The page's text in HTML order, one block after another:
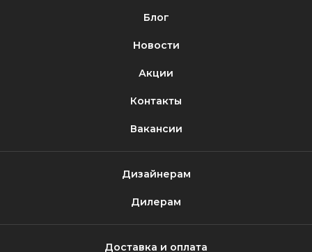
Блог
Новости
Акции
Контакты
Вакансии
Дизайнерам
Дилерам
Доставка и оплата